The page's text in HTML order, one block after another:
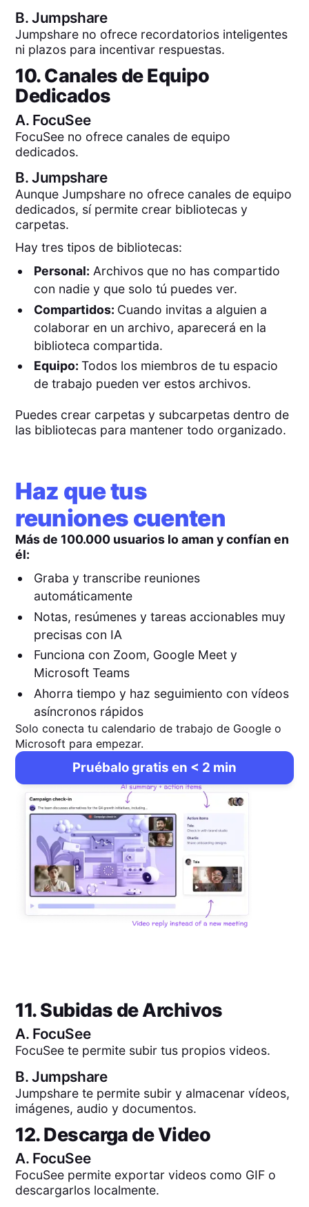
B.Jumpshare
Jumpshare no ofrece recordatorios inteligentes
ni plazos para incentivar respuestas.
10. Canales de Equipo
Dedicados
A. FocuSee
FocuSee no ofrece canales de equipo
dedicados.
B.Jumpshare
Aunque Jumpshare no ofrece canales de equipo
dedicados, sí permite crear bibliotecas y
carpetas.
Hay tres tipos de bibliotecas:
Personal: Archivos que no has compartido
con nadie y que solo tú puedes ver.
Compartidos: Cuando invitas a alguien a
colaborar en un archivo, aparecerá en la
biblioteca compartida.
Equipo: Todos los miembros de tu espacio
de trabajo pueden ver estos archivos.
Puedes crear carpetas y subcarpetas dentro de
las bibliotecas para mantener todo organizado.
Haz que tus
reuniones cuenten
Más de 100.000 usuarios lo aman y confían en
él:
Graba y transcribe reuniones
automáticamente
Notas, resúmenes y tareas accionables muy
precisas con IA
Funciona con Zoom, Google Meet y
Microsoft Teams
Ahorra tiempo y haz seguimiento con vídeos
asíncronos rápidos
Solo conecta tu calendario de trabajo de Google o
Microsoft para empezar.
Pruébalo gratis en < 2 min
11. Subidas de Archivos
A. FocuSee
FocuSee te permite subir tus propios videos.
B.Jumpshare
Jumpshare te permite subir y almacenar vídeos,
imágenes, audio y documentos.
12. Descarga de Video
A. FocuSee
FocuSee permite exportar videos como GIF o
descargarlos localmente.